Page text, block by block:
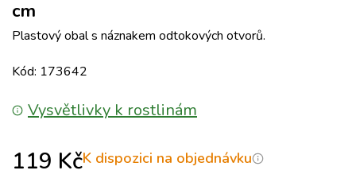
cm
Plastový obal s náznakem odtokových otvorů.
Kód: 173642
Vysvětlivky k rostlinám
119 KčK dispozici na objednávku